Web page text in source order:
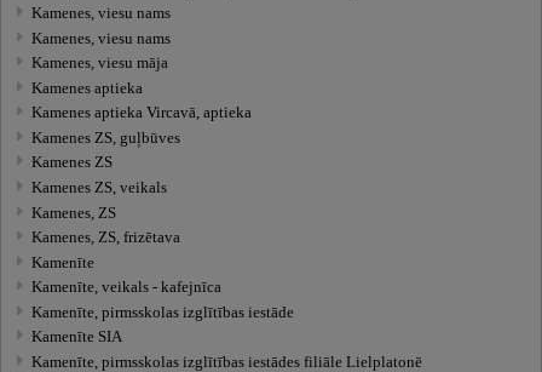
Kamenes, viesu nams
Kamenes, viesu nams
Kamenes, viesu māja
Kamenes aptieka
Kamenes aptieka Vircavā, aptieka
Kamenes ZS, guļbūves
Kamenes ZS
Kamenes ZS, veikals
Kamenes, ZS
Kamenes, ZS, frizētava
Kamenīte
Kamenīte, veikals - kafejnīca
Kamenīte, pirmsskolas izglītības iestāde
Kamenīte SIA
Kamenīte, pirmsskolas izglītības iestādes filiāle Lielplatonē